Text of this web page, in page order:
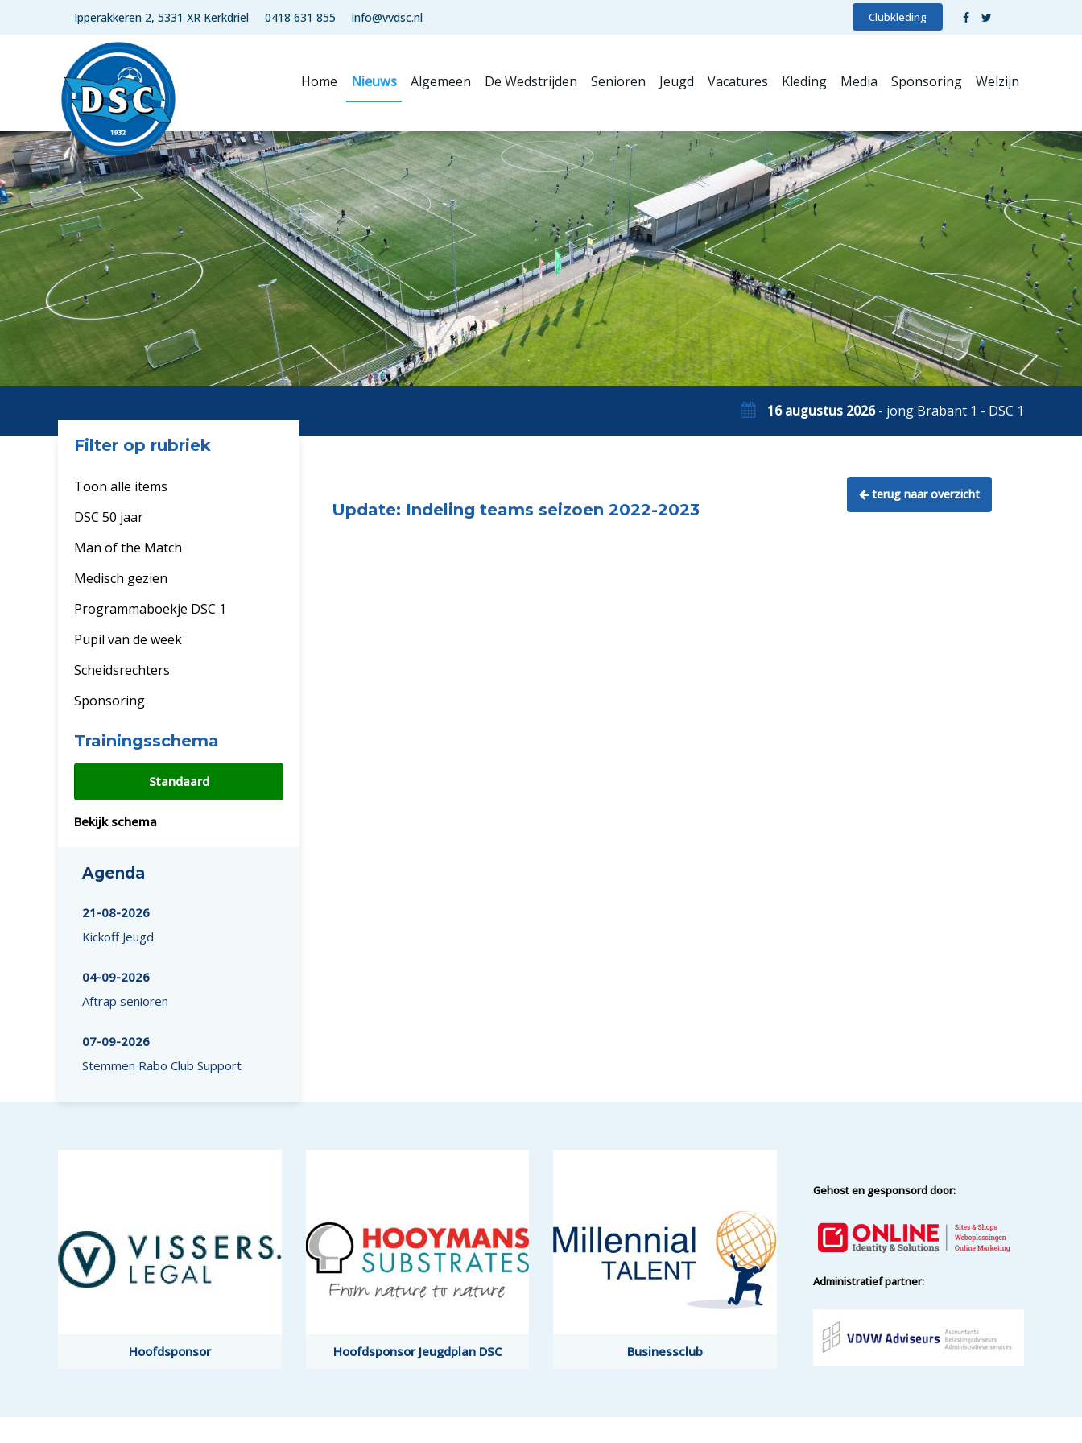
Ipperakkeren 2, 5331 XR Kerkdriel 0418 631 855 info@vvdsc.nl Clubkleding
Home Nieuws Algemeen De Wedstrijden Senioren Jeugd Vacatures Kleding Media Sponsoring Welzijn
16 augustus 2026- jong Brabant 1 - DSC 1
Filter op rubriek
Toon alle items
DSC 50 jaar
Man of the Match
Medisch gezien
Programmaboekje DSC 1
Pupil van de week
Scheidsrechters
Sponsoring
Trainingsschema
Standaard
Bekijk schema
Agenda
21-08-2026
Kickoff Jeugd
04-09-2026
Aftrap senioren
07-09-2026
Stemmen Rabo Club Support
terug naar overzicht
Update: Indeling teams seizoen 2022-2023
Hoofdsponsor Hoofdsponsor Jeugdplan DSC Businessclub
Gehost en gesponsord door:
Administratief partner: